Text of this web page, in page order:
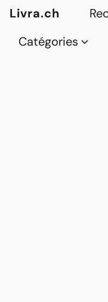
Livra.ch
Catégories